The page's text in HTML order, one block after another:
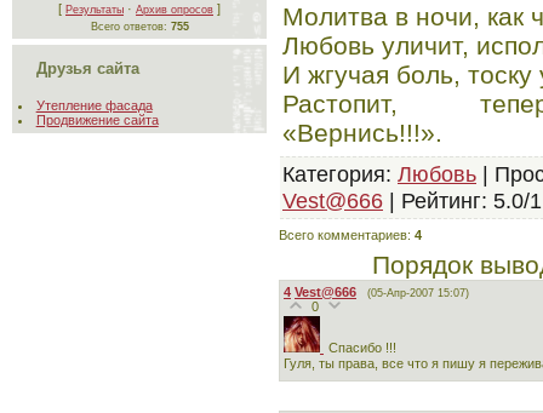
[ Результаты · Архив опросов ]
Всего ответов: 755
Друзья сайта
Утепление фасада
Продвижение сайта
Молитва в ночи, как
Любовь уличит,
И жгучая боль, тоску
Растопит,
«Вернись!!!».
Категория: Любовь |
Vest@666 | Рейтинг: 5.0/1
Всего комментариев: 4
Порядок
4 Vest@666 (05-Апр-2007 15:07)
0
Спасибо !!!
Гуля, ты права, все что я пишу я